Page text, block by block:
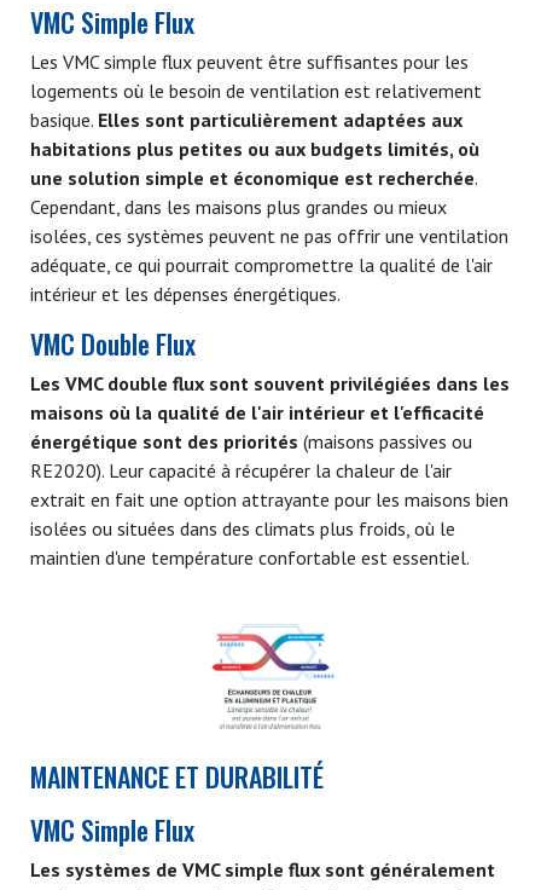
VMC Simple Flux
Les VMC simple flux peuvent être suffisantes pour les
logements où le besoin de ventilation est relativement
basique. Elles sont particulièrement adaptées aux
habitations plus petites ou aux budgets limités, où
une solution simple et économique est recherchée.
Cependant, dans les maisons plus grandes ou mieux
isolées, ces systèmes peuvent ne pas offrir une ventilation
adéquate, ce qui pourrait compromettre la qualité de l'air
intérieur et les dépenses énergétiques.
VMC Double Flux
Les VMC double flux sont souvent privilégiées dans les
maisons où la qualité de l'air intérieur et l'efficacité
énergétique sont des priorités (maisons passives ou
RE2020). Leur capacité à récupérer la chaleur de l'air
extrait en fait une option attrayante pour les maisons bien
isolées ou situées dans des climats plus froids, où le
maintien d'une température confortable est essentiel.
MAINTENANCE ET DURABILITÉ
VMC Simple Flux
Les systèmes de VMC simple flux sont généralement